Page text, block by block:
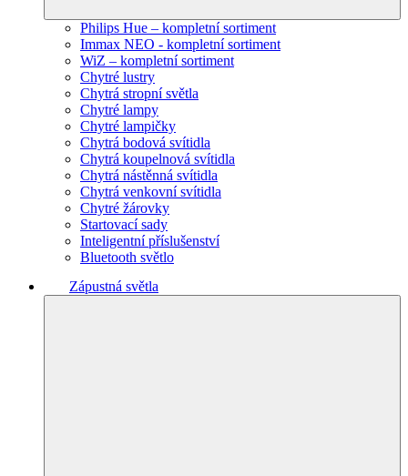
Philips Hue – kompletní sortiment
Immax NEO - kompletní sortiment
WiZ – kompletní sortiment
Chytré lustry
Chytrá stropní světla
Chytré lampy
Chytré lampičky
Chytrá bodová svítidla
Chytrá koupelnová svítidla
Chytrá nástěnná svítidla
Chytrá venkovní svítidla
Chytré žárovky
Startovací sady
Inteligentní příslušenství
Bluetooth světlo
Zápustná světla